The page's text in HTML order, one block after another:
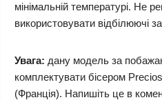
мінімальній температурі. Не
використовувати відбілюючі
Увага: дану модель за
комплектувати бісером
(Франція). Напишіть це в